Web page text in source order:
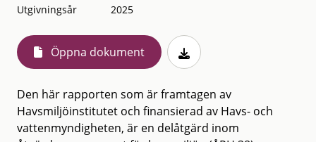
Utgivningsår
2025
Öppna dokument
Den här rapporten som är framtagen av
Havsmiljöinstitutet och finansierad av Havs- och
vattenmyndigheten, är en delåtgärd inom